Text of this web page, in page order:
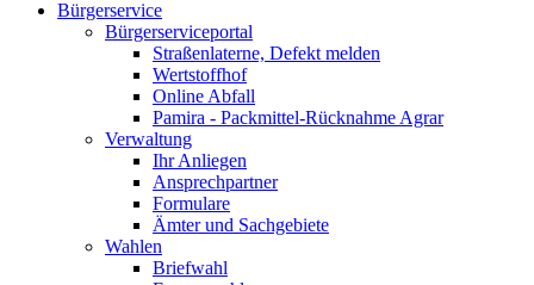
Bürgerservice
Bürgerserviceportal
Straßenlaterne, Defekt melden
Wertstoffhof
Online Abfall
Pamira - Packmittel-Rücknahme Agrar
Verwaltung
Ihr Anliegen
Ansprechpartner
Formulare
Ämter und Sachgebiete
Wahlen
Briefwahl